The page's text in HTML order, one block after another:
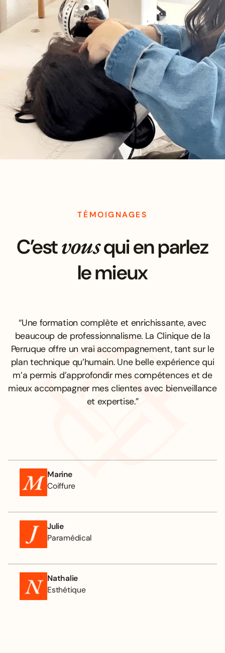
TÉMOIGNAGES
C’estvousqui en parlez
le mieux
Marine
Coiffure
Julie
Paramédical
Nathalie
Esthétique
“Une formation complète et enrichissante, avec
beaucoup de professionnalisme. La Clinique de la
Perruque offre un vrai accompagnement, tant sur le
plan technique qu’humain. Une belle expérience qui
m’a permis d’approfondir mes compétences et de
mieux accompagner mes clientes avec bienveillance
et expertise.”